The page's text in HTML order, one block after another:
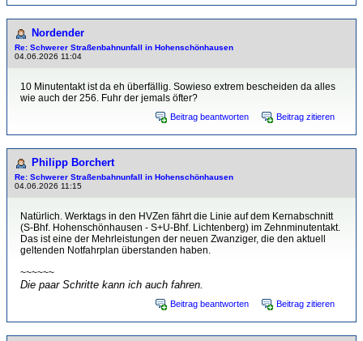
Nordender
Re: Schwerer Straßenbahnunfall in Hohenschönhausen
04.06.2026 11:04
10 Minutentakt ist da eh überfällig. Sowieso extrem bescheiden da alles
wie auch der 256. Fuhr der jemals öfter?
Beitrag beantworten Beitrag zitieren
Philipp Borchert
Re: Schwerer Straßenbahnunfall in Hohenschönhausen
04.06.2026 11:15
Natürlich. Werktags in den HVZen fährt die Linie auf dem Kernabschnitt
(S-Bhf. Hohenschönhausen - S+U-Bhf. Lichtenberg) im Zehnminutentakt.
Das ist eine der Mehrleistungen der neuen Zwanziger, die den aktuell
geltenden Notfahrplan überstanden haben.
~~~~~~
Die paar Schritte kann ich auch fahren.
Beitrag beantworten Beitrag zitieren